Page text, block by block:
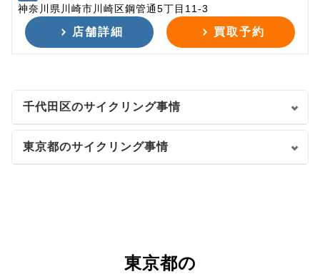
神奈川県川崎市川崎区鋼管通5丁目11-3
店舗詳細 買取予約
千代田区のサイクリング事情
東京都のサイクリング事情
東京都の